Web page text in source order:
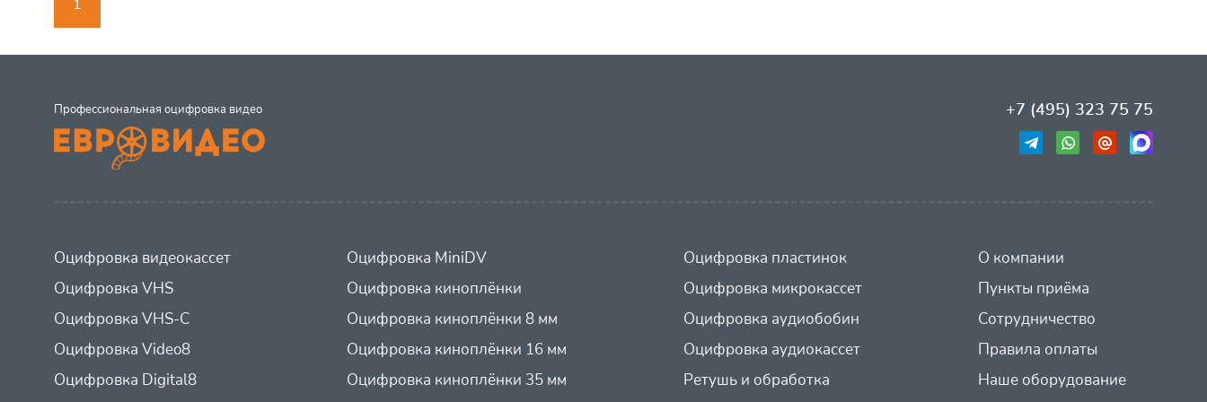
1
Профессиональная оцифровка видео +7 (495) 323 75 75
Оцифровка видеокассет
Оцифровка VHS
Оцифровка VHS-C
Оцифровка Video8
Оцифровка Digital8
Оцифровка MiniDV
Оцифровка киноплёнки
Оцифровка киноплёнки 8 мм
Оцифровка киноплёнки 16 мм
Оцифровка киноплёнки 35 мм
Оцифровка пластинок
Оцифровка микрокассет
Оцифровка аудиобобин
Оцифровка аудиокассет
Ретушь и обработка
О компании
Пункты приёма
Сотрудничество
Правила оплаты
Наше оборудование